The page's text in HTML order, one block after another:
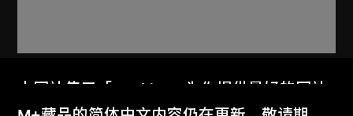
鍾華楠建築師有限公司
費雅倫鍾華楠鍾浩文建築設計事務所
本网站使用「Cookies」为你提供最好的网站